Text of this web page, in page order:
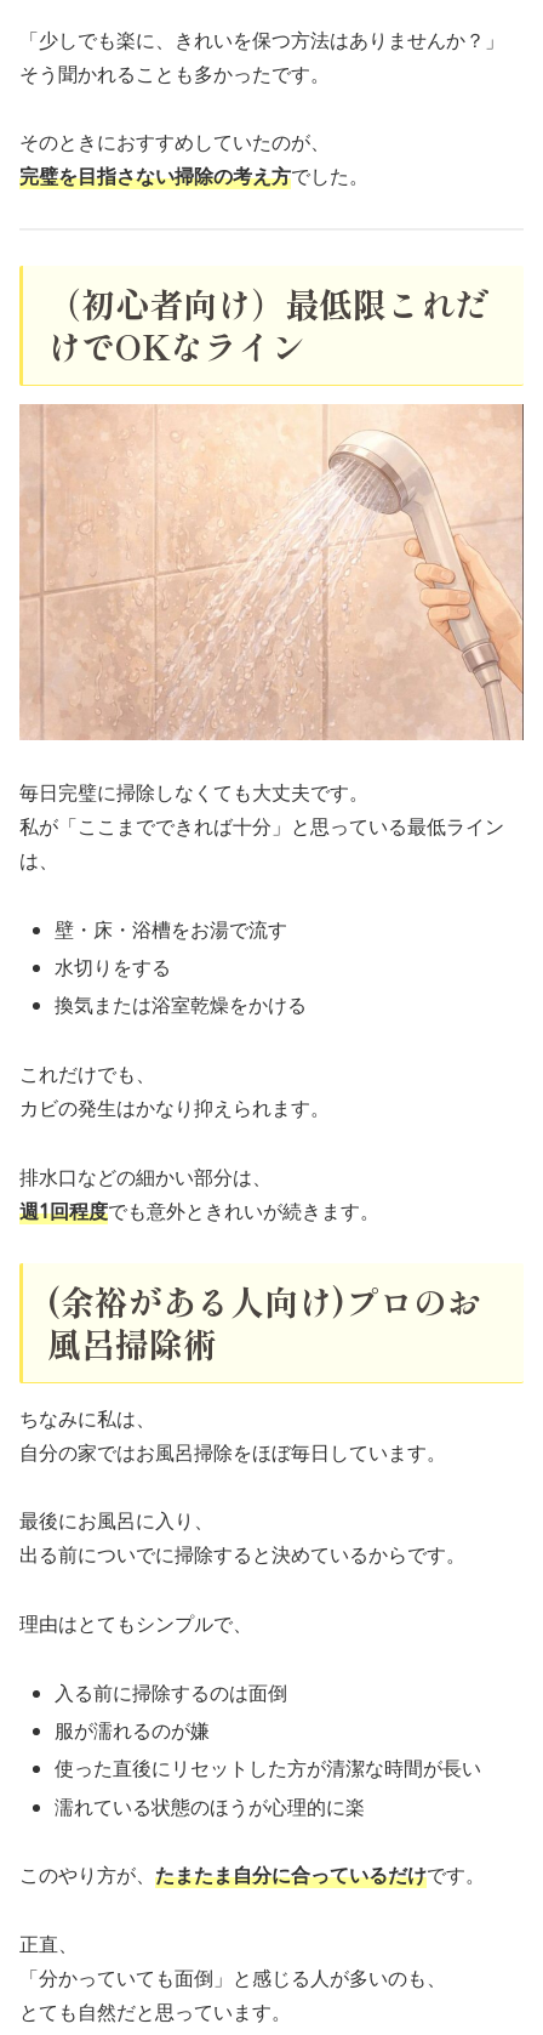
「少しでも楽に、きれいを保つ方法はありませんか？」
そう聞かれることも多かったです。
そのときにおすすめしていたのが、
完璧を目指さない掃除の考え方でした。
（初心者向け）最低限これだ
けでOKなライン
毎日完璧に掃除しなくても大丈夫です。
私が「ここまでできれば十分」と思っている最低ライン
は、
壁・床・浴槽をお湯で流す
水切りをする
換気または浴室乾燥をかける
これだけでも、
カビの発生はかなり抑えられます。
排水口などの細かい部分は、
週1回程度でも意外ときれいが続きます。
(余裕がある人向け)プロのお
風呂掃除術
ちなみに私は、
自分の家ではお風呂掃除をほぼ毎日しています。
最後にお風呂に入り、
出る前についでに掃除すると決めているからです。
理由はとてもシンプルで、
入る前に掃除するのは面倒
服が濡れるのが嫌
使った直後にリセットした方が清潔な時間が長い
濡れている状態のほうが心理的に楽
このやり方が、 たまたま自分に合っているだけです。
正直、
「分かっていても面倒」と感じる人が多いのも、
とても自然だと思っています。